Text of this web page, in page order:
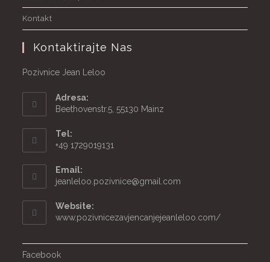
Kontakt
Kontaktirajte Nas
Pozivnice Jean Leloo
Adresa:
Beethovenstr.5, 55130 Mainz
Tel:
+49 1729019131
Email:
jeanleloo.pozivnice@gmail.com
application
Website:
www.pozivnicezavjencanjejeanleloo.com/
Facebook